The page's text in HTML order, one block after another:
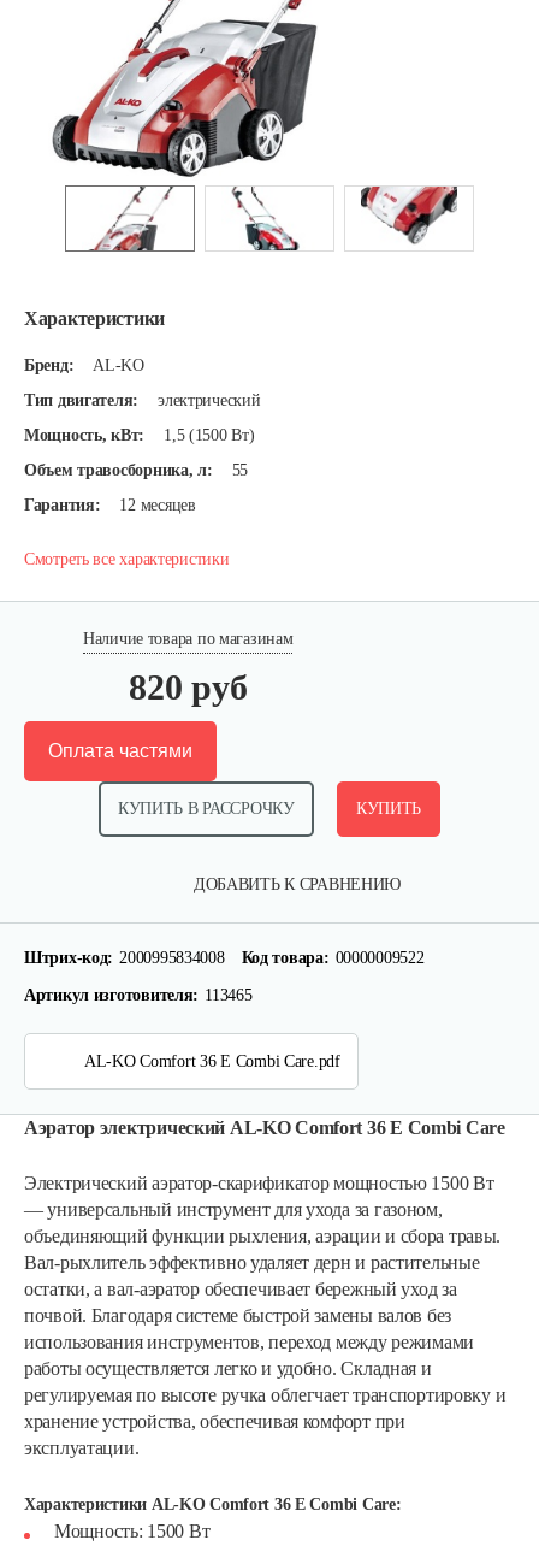
Характеристики
Бренд:
AL-KO
Тип двигателя:
электрический
Мощность, кВт:
1,5 (1500 Вт)
Объем травосборника, л:
55
Гарантия:
12 месяцев
Смотреть все характеристики
820 руб
Наличие товара по магазинам
ДОБАВИТЬ К СРАВНЕНИЮ
КУПИТЬ В РАССРОЧКУ КУПИТЬ
Оплата частями
Штрих-код: 2000995834008 Код товара: 00000009522
Артикул изготовителя: 113465
AL-KO Comfort 36 E Combi Care.pdf
Аэратор электрический AL-KO Comfort 36 E Combi Care
Электрический аэратор-скарификатор мощностью 1500 Вт
— универсальный инструмент для ухода за газоном,
объединяющий функции рыхления, аэрации и сбора травы.
Вал-рыхлитель эффективно удаляет дерн и растительные
остатки, а вал-аэратор обеспечивает бережный уход за
почвой. Благодаря системе быстрой замены валов без
использования инструментов, переход между режимами
работы осуществляется легко и удобно. Складная и
регулируемая по высоте ручка облегчает транспортировку и
хранение устройства, обеспечивая комфорт при
эксплуатации.
Характеристики AL-KO Comfort 36 E Combi Care:
Мощность: 1500 Вт